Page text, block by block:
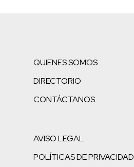
QUIENES SOMOS
DIRECTORIO
CONTÁCTANOS
AVISO LEGAL
POLÍTICAS DE PRIVACIDAD